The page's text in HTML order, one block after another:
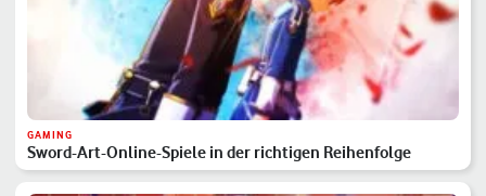
GAMING
Sword-Art-Online-Spiele in der richtigen Reihenfolge